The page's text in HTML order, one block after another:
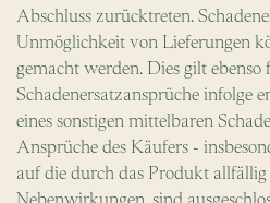
Abschluss zurücktreten.
Unmöglichkeit von Lieferungen
gemacht werden. Dies gilt ebenso
Schadenersatzansprüche infolge
eines sonstigen mittelbaren
Ansprüche des Käufers -
auf die durch das Produkt